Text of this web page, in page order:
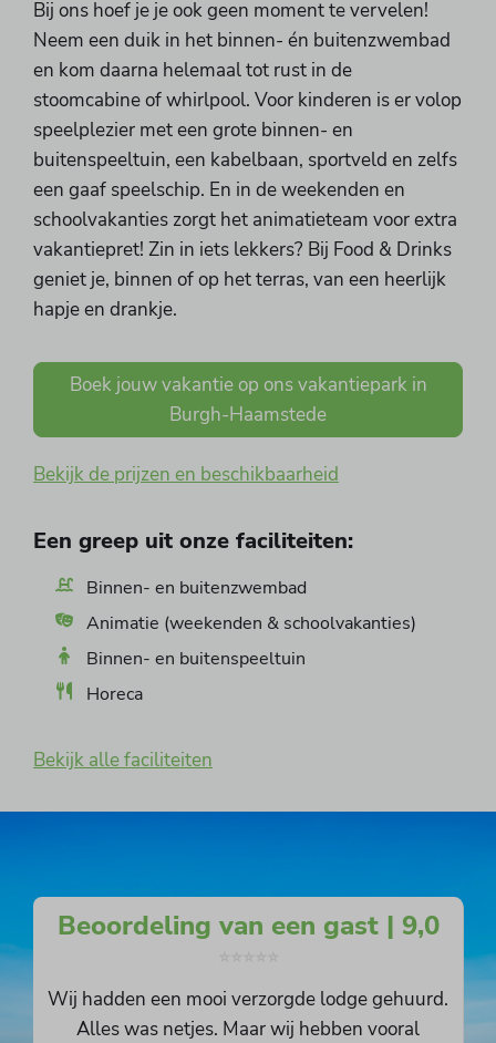
Bij ons hoef je je ook geen moment te vervelen!
Neem een duik in het binnen- én buitenzwembad
en kom daarna helemaal tot rust in de
stoomcabine of whirlpool. Voor kinderen is er volop
speelplezier met een grote binnen- en
buitenspeeltuin, een kabelbaan, sportveld en zelfs
een gaaf speelschip. En in de weekenden en
schoolvakanties zorgt het animatieteam voor extra
vakantiepret! Zin in iets lekkers? Bij Food & Drinks
geniet je, binnen of op het terras, van een heerlijk
hapje en drankje.
Boek jouw vakantie op ons vakantiepark in
Burgh-Haamstede
Bekijk de prijzen en beschikbaarheid
Een greep uit onze faciliteiten:
Binnen- en buitenzwembad
Animatie (weekenden & schoolvakanties)
Binnen- en buitenspeeltuin
Horeca
Bekijk alle faciliteiten
Beoordeling van een gast | 9,0
Wij hadden een mooi verzorgde lodge gehuurd.
Alles was netjes. Maar wij hebben vooral